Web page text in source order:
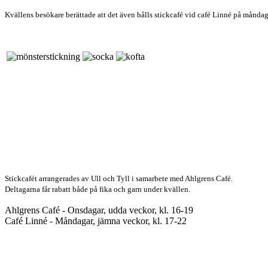
Kvällens besökare berättade att det även hålls stickcafé vid café Linné på
Stickcafét arrangerades av Ull och Tyll i samarbete med Ahlgrens Café.
Deltagarna får rabatt både på fika och garn under kvällen.
Ahlgrens Café - Onsdagar, udda veckor, kl. 16-19
Café Linné - Måndagar, jämna veckor, kl. 17-22